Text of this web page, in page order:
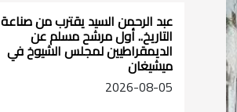
عبد الرحمن السيد يقترب من صناعة
التاريخ.. أول مرشح مسلم عن
الديمقراطيين لمجلس الشيوخ في
ميشيغان
2026-08-05